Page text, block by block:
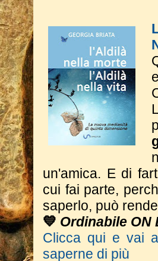
un'amica. E di
cui fai parte,
saperlo, può
💙 Ordinabile ON
Clicca qui e vai
saperne di più